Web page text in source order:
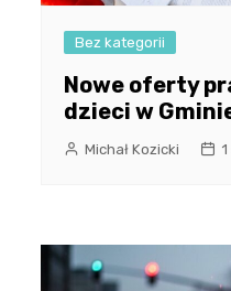
Bez kategorii
Nowe oferty
dzieci w
Michał Kozicki